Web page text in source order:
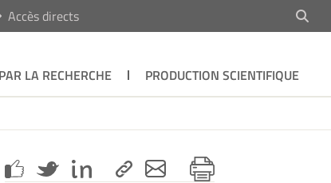
Accès directs
LA RECHERCHE
PRODUCTION SCIENTIFIQUE